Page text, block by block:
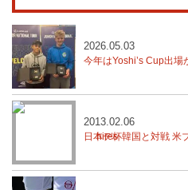
今年はYoshi’s Cup出場が目標
2026.05.03
日本デ杯韓国と対戦
2013.02.06